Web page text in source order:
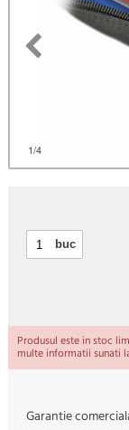
1/4
buc
Produsul este in stoc
multe informatii sunati
Garantie